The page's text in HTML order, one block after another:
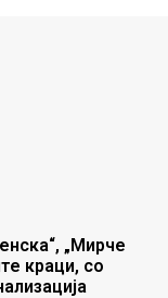
„Мирче
краци, со